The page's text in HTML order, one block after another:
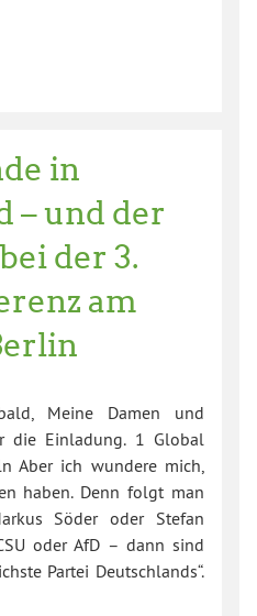
in
– und der
der 3.
am
Meine Damen und
die Einladung. 1 Global
Aber ich wundere mich,
haben. Denn folgt man
Söder oder Stefan
oder AfD – dann sind
Partei Deutschlands“.